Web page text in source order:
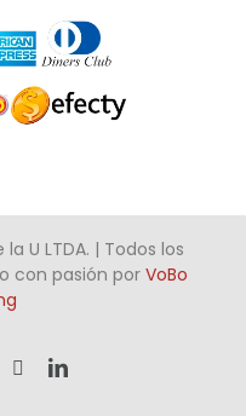
U LTDA. | Todos los
con pasión porVoBo
LinkedIn